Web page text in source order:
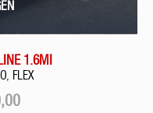
1.6MI
FLEX